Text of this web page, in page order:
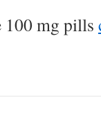
100 mg pills